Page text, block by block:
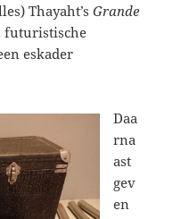
Thayaht’sGrande
futuristische
eskader
Daa
rna
ast
gev
en